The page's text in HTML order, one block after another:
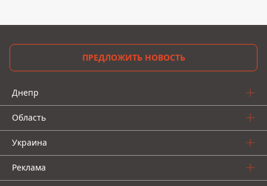
ПРЕДЛОЖИТЬ НОВОСТЬ
Днепр
Область
Украина
Реклама